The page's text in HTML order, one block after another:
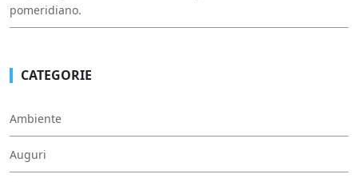
pomeridiano.
CATEGORIE
Ambiente
Auguri